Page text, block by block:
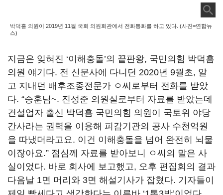
박덕흠 의원이 2019년 11월 국회 의원회관에서 전화통화를 하고 있다. (사진=연합뉴
스)
지금은 잊혀진 ‘이해충돌’의 끝판왕, 국민의힘 박덕흠
의원 얘기다. 전 신문사에 다니던 2020년 9월초, 알
고 지내던 배후조종전문가 ㅇ씨로부터 전화를 받았
다. “승훈님~. 진성준 의원실로부터 자료를 받았는데
건설업자 출신 박덕흠 국민의힘 의원이 국토위 야당
간사라는 권력을 이용해 피감기관의 공사 수천억원
을 따냈더라고요. 이건 이해충돌을 넘어 완전히 뇌물
이잖아요.” 점심께 자료를 받아보니 ㅇ씨의 말은 사
실이었다. 바로 회사에 보고했고, 오후 편집회의 결과
다음날 1면 머리와 3면 해설기사가 잡혔다. 기자들이